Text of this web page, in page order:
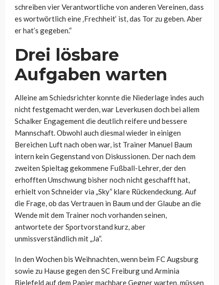
schreiben vier Verantwortliche von anderen Vereinen, dass
es wortwörtlich eine ‚Frechheit‘ ist, das Tor zu geben. Aber
er hat’s gegeben.“
Drei lösbare
Aufgaben warten
Alleine am Schiedsrichter konnte die Niederlage indes auch
nicht festgemacht werden, war Leverkusen doch bei allem
Schalker Engagement die deutlich reifere und bessere
Mannschaft. Obwohl auch diesmal wieder in einigen
Bereichen Luft nach oben war, ist Trainer Manuel Baum
intern kein Gegenstand von Diskussionen. Der nach dem
zweiten Spieltag gekommene Fußball-Lehrer, der den
erhofften Umschwung bisher noch nicht geschafft hat,
erhielt von Schneider via „Sky“ klare Rückendeckung. Auf
die Frage, ob das Vertrauen in Baum und der Glaube an die
Wende mit dem Trainer noch vorhanden seinen,
antwortete der Sportvorstand kurz, aber
unmissverständlich mit „Ja“.
In den Wochen bis Weihnachten, wenn beim FC Augsburg
sowie zu Hause gegen den SC Freiburg und Arminia
Bielefeld auf dem Papier machbare Gegner warten, müssen